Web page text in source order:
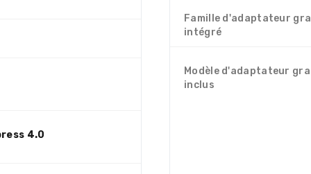
4.0
Famille d'adaptateur
intégré
Modèle d'adaptateur
inclus